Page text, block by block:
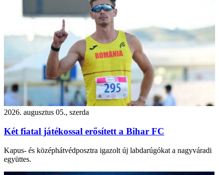
2026. augusztus 05., szerda
Két fiatal játékossal erősített a Bihar FC
Kapus- és középhátvédposztra igazolt új labdarúgókat a nagyváradi
együttes.